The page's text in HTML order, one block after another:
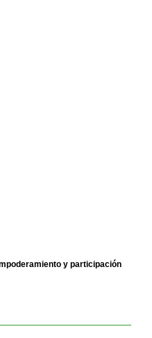
y participación